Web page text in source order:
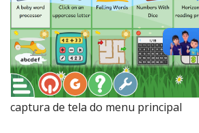
captura de tela do menu principal